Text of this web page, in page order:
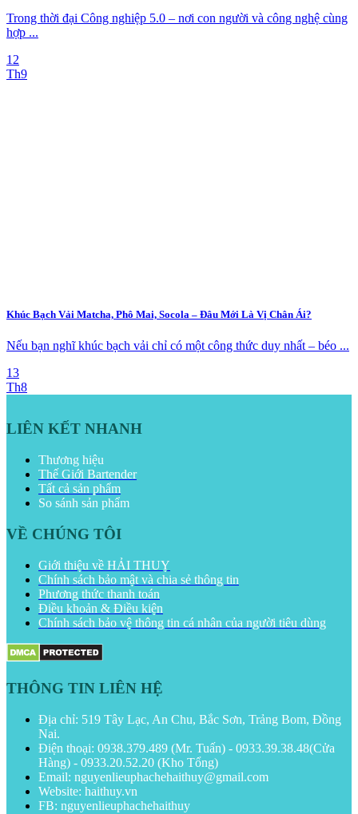
Trong thời đại Công nghiệp 5.0 – nơi con người và công nghệ cùng
hợp ...
12
Th9
Khúc Bạch Vải Matcha, Phô Mai, Socola – Đâu Mới Là Vị Chân Ái?
Nếu bạn nghĩ khúc bạch vải chỉ có một công thức duy nhất – béo ...
13
Th8
LIÊN KẾT NHANH
Thương hiệu
Thế Giới Bartender
Tất cả sản phẩm
So sánh sản phẩm
VỀ CHÚNG TÔI
Giới thiệu về HẢI THUỴ
Chính sách bảo mật và chia sẻ thông tin
Phương thức thanh toán
Điều khoản & Điều kiện
Chính sách bảo vệ thông tin cá nhân của người tiêu dùng
THÔNG TIN LIÊN HỆ
Địa chỉ: 519 Tây Lạc, An Chu, Bắc Sơn, Trảng Bom, Đồng
Nai.
Điện thoại: 0938.379.489 (Mr. Tuấn) - 0933.39.38.48(Cửa
Hàng) - 0933.20.52.20 (Kho Tổng)
Email: nguyenlieuphachehaithuy@gmail.com
Website: haithuy.vn
FB: nguyenlieuphachehaithuy